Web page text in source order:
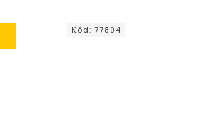
Kód:77894